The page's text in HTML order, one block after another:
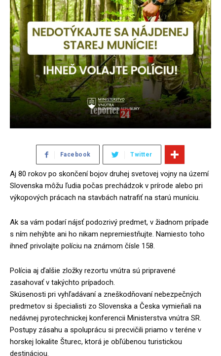
Facebook Twitter
Aj 80 rokov po skončení bojov druhej svetovej vojny na území
Slovenska môžu ľudia počas prechádzok v prírode alebo pri
výkopových prácach na stavbách natrafiť na starú muníciu.
Ak sa vám podarí nájsť podozrivý predmet, v žiadnom prípade
s ním nehýbte ani ho nikam nepremiestňujte. Namiesto toho
ihneď privolajte políciu na známom čísle 158.
Polícia aj ďalšie zložky rezortu vnútra sú pripravené
zasahovať v takýchto prípadoch.
Skúsenosti pri vyhľadávaní a zneškodňovaní nebezpečných
predmetov si špecialisti zo Slovenska a Česka vymieňali na
nedávnej pyrotechnickej konferencii Ministerstva vnútra SR.
Postupy zásahu a spoluprácu si precvičili priamo v teréne v
horskej lokalite Šturec, ktorá je obľúbenou turistickou
destináciou.